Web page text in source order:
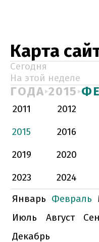
Карта
Сегодня
На этой неделе
ГОДА 2015
2011 2012
2015
2016
2019
2020
2023
2024
Январь Февраль
Июль
Август
Декабрь